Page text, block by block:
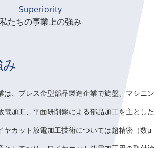
Superiority
私たちの事業上の強み
は、プレス金型部品製造企業で旋盤、マシニン
電加工、平面研削盤による部品加工を主とした
ヤカット放電加工技術については超精密（数μ